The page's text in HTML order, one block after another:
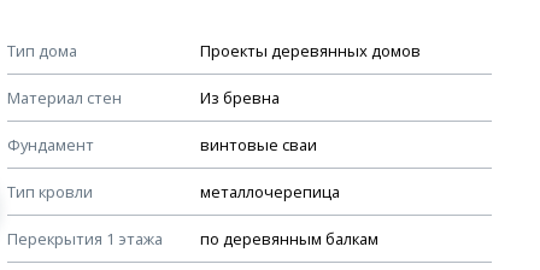
Тип дома Проекты деревянных домов
Материал стен Из бревна
Фундамент винтовые сваи
Тип кровли металлочерепица
Перекрытия 1 этажа по деревянным балкам
Примечания
Стоимость строительства дома — ориентировочная!
Для более детального расчета стоимости
строительства необходима разработка сметы, согласно
стоимости материалов в вашем регионе
Мы не учитываем стоимость доставки материалов.
Смотрите советы по выбору материала в нашем
КОНСТРУКТИВНЫЕ РЕШЕНИЯ (КР)
Ведомость рабочих чертежей основного комплекта КР
План фундамента
фундамента
Планы перекрытий этажей, спецификация элементов
Устройство перекрытий